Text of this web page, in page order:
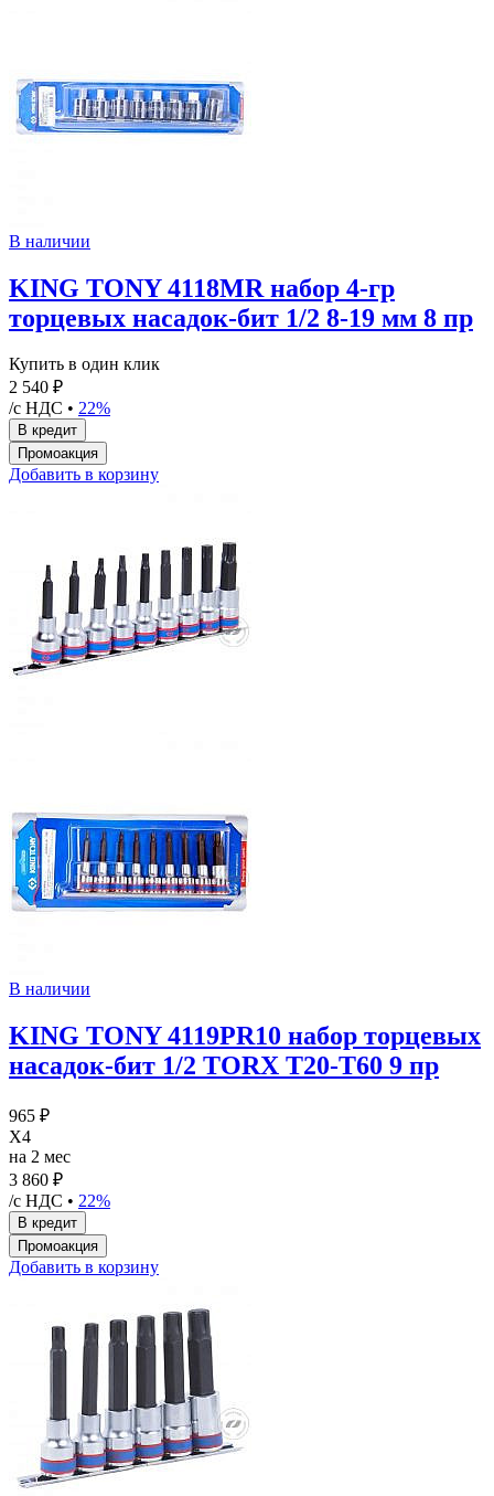
В наличии
KING TONY 4118MR набор 4-гр
торцевых насадок-бит 1/2 8-19 мм 8 пр
Купить в один клик
2 540 ₽
/с НДС • 22%
Добавить в корзину
В наличии
KING TONY 4119PR10 набор торцевых
насадок-бит 1/2 TORX Т20-Т60 9 пр
965 ₽
X4
на 2 мес
3 860 ₽
/с НДС • 22%
Добавить в корзину